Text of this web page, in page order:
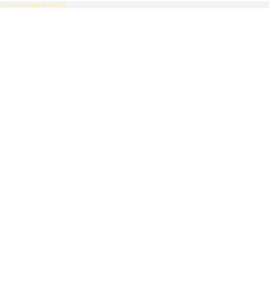
Полная версия сайта